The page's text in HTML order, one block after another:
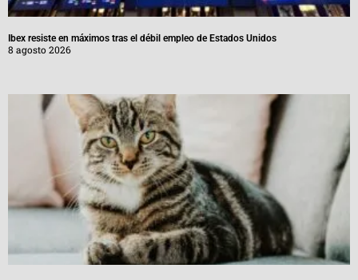
Ibex resiste en máximos tras el débil empleo de Estados Unidos
8 agosto 2026